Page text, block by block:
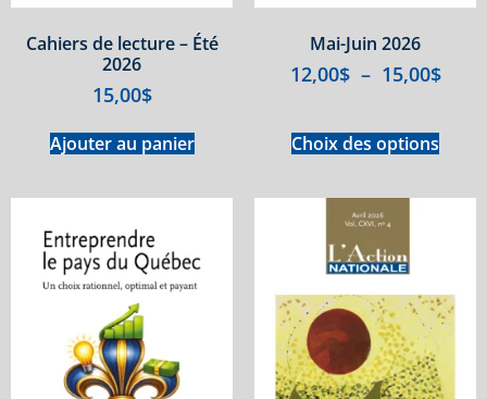
Cahiers de lecture – Été
2026
15,00$
Ajouter au panier
Mai-Juin 2026
12,00$ – 15,00$
Choix des options